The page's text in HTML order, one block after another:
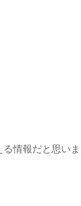
情報だと思いま